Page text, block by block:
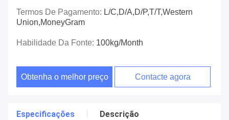
Termos De Pagamento: L/C,D/A,D/P,T/T,Western
Union,MoneyGram
Habilidade Da Fonte: 100kg/Month
Obtenha o melhor preço Contacte agora
Especificações Descrição